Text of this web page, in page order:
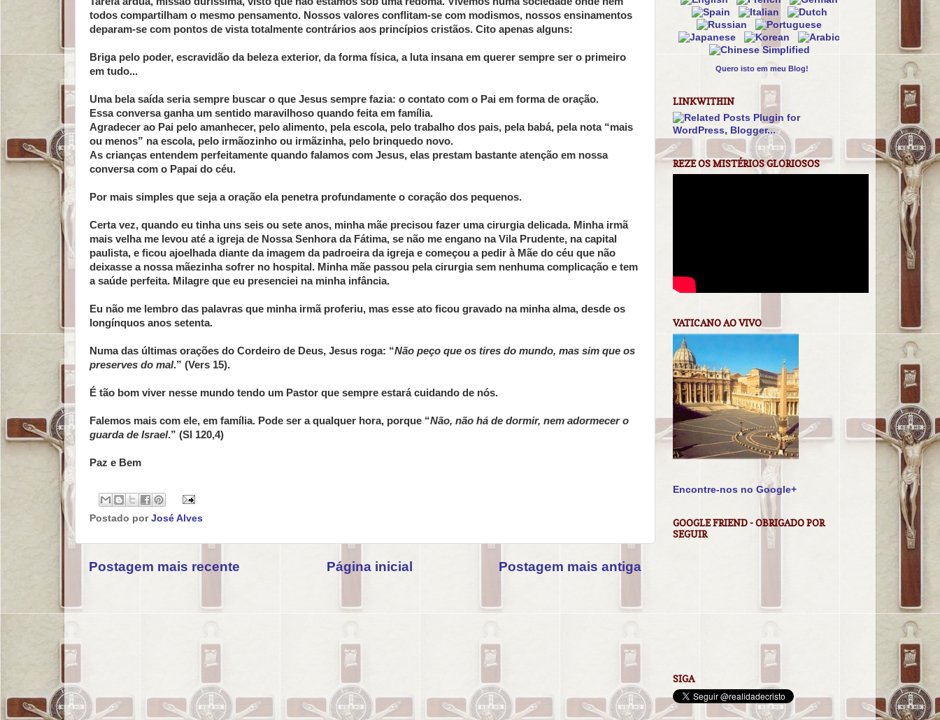
todos compartilham o mesmo pensamento. Nossos valores conflitam-se com modismos, nossos ensinamentos
deparam-se com pontos de vista totalmente contrários aos princípios cristãos. Cito apenas alguns:
Briga pelo poder, escravidão da beleza exterior, da forma física, a luta insana em querer sempre ser o primeiro
em tudo...
Uma bela saída seria sempre buscar o que Jesus sempre fazia: o contato com o Pai em forma de oração.
Essa conversa ganha um sentido maravilhoso quando feita em família.
Agradecer ao Pai pelo amanhecer, pelo alimento, pela escola, pelo trabalho dos pais, pela babá, pela nota “mais
ou menos” na escola, pelo irmãozinho ou irmãzinha, pelo brinquedo novo.
As crianças entendem perfeitamente quando falamos com Jesus, elas prestam bastante atenção em nossa
conversa com o Papai do céu.
Por mais simples que seja a oração ela penetra profundamente o coração dos pequenos.
Certa vez, quando eu tinha uns seis ou sete anos, minha mãe precisou fazer uma cirurgia delicada. Minha irmã
mais velha me levou até a igreja de Nossa Senhora da Fátima, se não me engano na Vila Prudente, na capital
paulista, e ficou ajoelhada diante da imagem da padroeira da igreja e começou a pedir à Mãe do céu que não
deixasse a nossa mãezinha sofrer no hospital. Minha mãe passou pela cirurgia sem nenhuma complicação e tem
a saúde perfeita. Milagre que eu presenciei na minha infância.
Eu não me lembro das palavras que minha irmã proferiu, mas esse ato ficou gravado na minha alma, desde os
longínquos anos setenta.
Numa das últimas orações do Cordeiro de Deus, Jesus roga: “Não peço que os tires do mundo, mas sim que os
preserves do mal.” (Vers 15).
É tão bom viver nesse mundo tendo um Pastor que sempre estará cuidando de nós.
Falemos mais com ele, em família. Pode ser a qualquer hora, porque “Não, não há de dormir, nem adormecer o
guarda de Israel.” (Sl 120,4)
Paz e Bem
Postado por José Alves
Postagem mais recente Postagem mais antiga
Página inicial
Quero isto em meu Blog!
LINKWITHIN
REZE OS MISTÉRIOS GLORIOSOS
VATICANO AO VIVO
Encontre-nos no Google+
GOOGLE FRIEND - OBRIGADO POR
SEGUIR
SIGA